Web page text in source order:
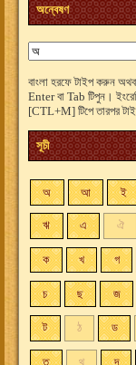
অন্বেষণ
বাংলা হরফে টাইপ করুন
Enter বা Tab টিপুন।
[CTL+M] টিপে তারপর
সূচী
অ আ ই
ঋ এ ঐ
ক খ গ
চ ছ জ
ট ঠ ড
ত থ দ